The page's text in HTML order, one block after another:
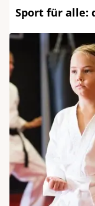
Sport für alle: